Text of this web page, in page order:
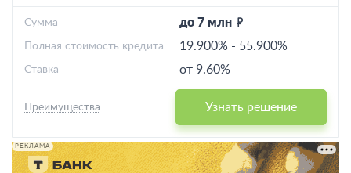
до 7 млн
Cумма
19.900% - 55.900%
Полная стоимость кредита
от 9.60%
Ставка
Узнать решение
Преимущества
РЕКЛАМА